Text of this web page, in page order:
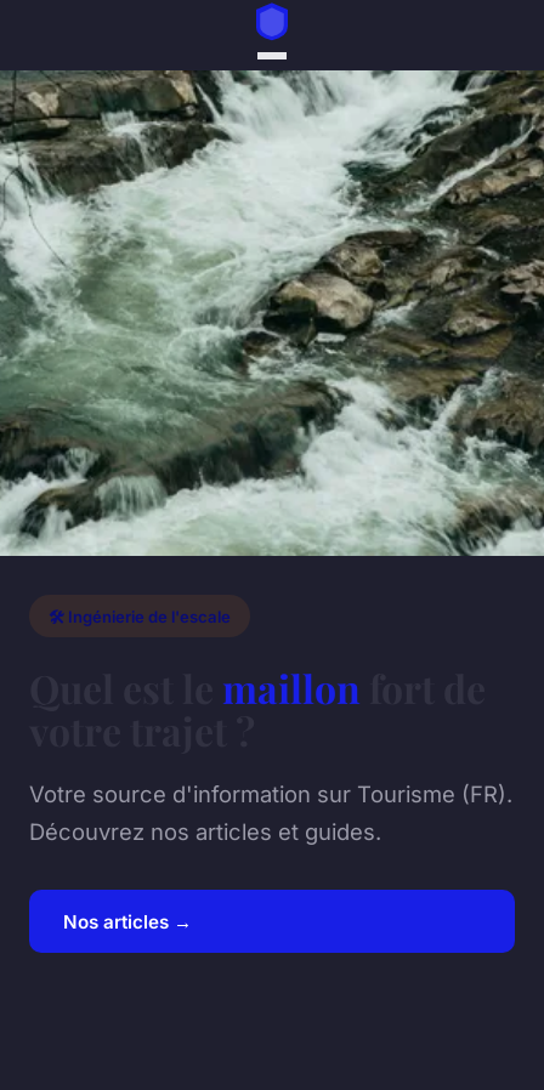
🛠️ Ingénierie de l'escale
maillon
Votre source d'information sur Tourisme (FR).
Découvrez nos articles et guides.
Nos articles →